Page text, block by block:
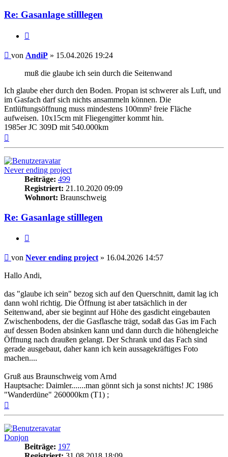
Re: Gasanlage stilllegen
Beitrag
von AndiP » 15.04.2026 19:24
muß die glaube ich sein durch die Seitenwand
Ich glaube eher durch den Boden. Propan ist schwerer als Luft, und
im Gasfach darf sich nichts ansammeln können. Die
Entlüftungsöffnung muss mindestens 100mm² freie Fläche
aufweisen. 10x15cm mit Fliegengitter kommt hin.
1985er JC 309D mit 540.000km
Never ending project
Beiträge: 499
Registriert: 21.10.2020 09:09
Wohnort: Braunschweig
Re: Gasanlage stilllegen
Beitrag
von Never ending project » 16.04.2026 14:57
Hallo Andi,
das "glaube ich sein" bezog sich auf den Querschnitt, damit lag ich
dann wohl richtig. Die Öffnung ist aber tatsächlich in der
Seitenwand, aber sie beginnt auf Höhe des gasdicht eingebauten
Zwischenbodens, der die Gasflasche trägt, sodaß das Gas im Fach
auf dessen Boden absinken kann und dann durch die höhengleiche
Öffnung nach draußen gelangt. Der Schrank und das Fach sind
gerade ausgebaut, daher kann ich kein aussagekräftiges Foto
machen....
Gruß aus Braunschweig vom Arnd
Hauptsache: Daimler.......man gönnt sich ja sonst nichts! JC 1986
"Wanderdüne" 260000km (T1) ;
Donjon
Beiträge: 197